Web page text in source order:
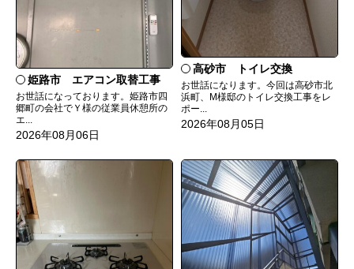
姫路市 エアコン取替工事
お世話になっております。姫路市四
郷町の会社でＹ様の従業員休憩所の
エ...
2026年08月06日
高砂市 トイレ交換
お世話になります。今回は高砂市北
浜町、M様邸のトイレ交換工事をレ
ポー...
2026年08月05日